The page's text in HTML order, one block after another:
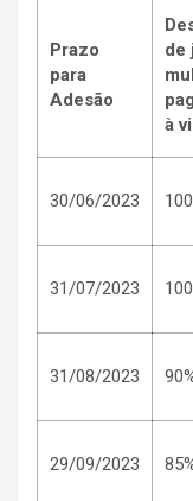
Prazo
para
Adesão
de
à
30/06/2023
31/07/2023
31/08/2023
29/09/2023